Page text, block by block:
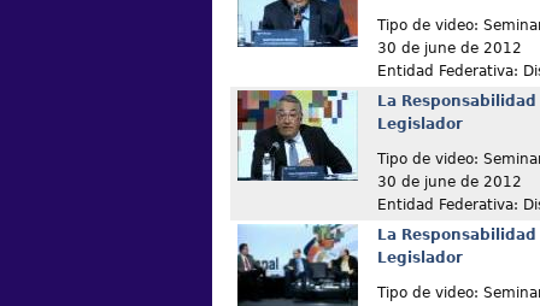
Tipo de video:
30 de june de 2012
Entidad Federativa:
La
Legislador
Tipo de video:
30 de june de 2012
Entidad Federativa:
La
Legislador
Tipo de video: